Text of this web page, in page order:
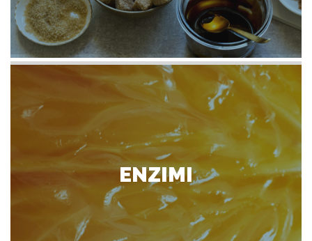
ENZIMI